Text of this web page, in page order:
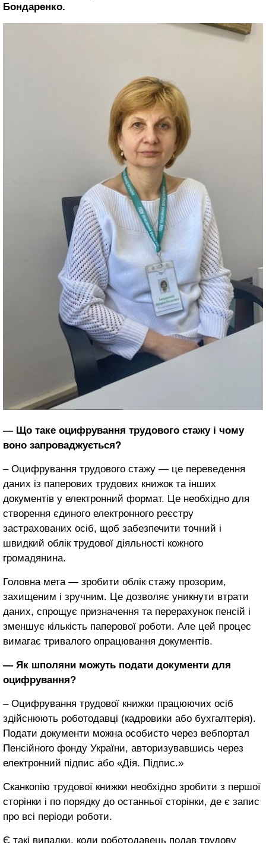
Бондаренко.
— Що таке оцифрування трудового стажу і чому
воно запроваджується?
– Оцифрування трудового стажу — це переведення
даних із паперових трудових книжок та інших
документів у електронний формат. Це необхідно для
створення єдиного електронного реєстру
застрахованих осіб, щоб забезпечити точний і
швидкий облік трудової діяльності кожного
громадянина.
Головна мета — зробити облік стажу прозорим,
захищеним і зручним. Це дозволяє уникнути втрати
даних, спрощує призначення та перерахунок пенсій і
зменшує кількість паперової роботи. Але цей процес
вимагає тривалого опрацювання документів.
— Як шполяни можуть подати документи для
оцифрування?
– Оцифрування трудової книжки працюючих осіб
здійснюють роботодавці (кадровики або бухгалтерія).
Подати документи можна особисто через вебпортал
Пенсійного фонду України, авторизувавшись через
електронний підпис або «Дія. Підпис.»
Сканкопію трудової книжки необхідно зробити з першої
сторінки і по порядку до останньої сторінки, де є запис
про всі періоди роботи.
Є такі випадки, коли роботодавець подав трудову